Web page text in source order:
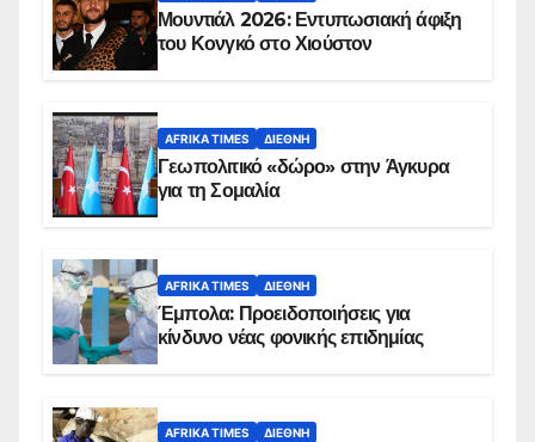
Μουντιάλ 2026: Εντυπωσιακή άφιξη
του Κονγκό στο Χιούστον
AFRIKA TIMES ΔΙΕΘΝΉ
Γεωπολιτικό «δώρο» στην Άγκυρα
για τη Σομαλία
AFRIKA TIMES ΔΙΕΘΝΉ
Έμπολα: Προειδοποιήσεις για
κίνδυνο νέας φονικής επιδημίας
AFRIKA TIMES ΔΙΕΘΝΉ